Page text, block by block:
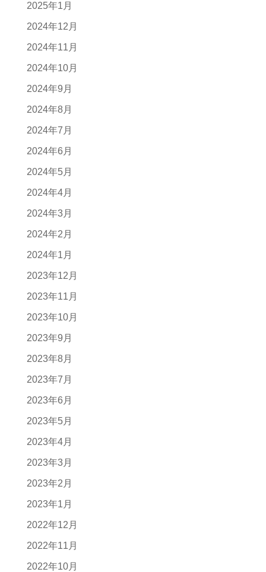
2025年1月
2024年12月
2024年11月
2024年10月
2024年9月
2024年8月
2024年7月
2024年6月
2024年5月
2024年4月
2024年3月
2024年2月
2024年1月
2023年12月
2023年11月
2023年10月
2023年9月
2023年8月
2023年7月
2023年6月
2023年5月
2023年4月
2023年3月
2023年2月
2023年1月
2022年12月
2022年11月
2022年10月